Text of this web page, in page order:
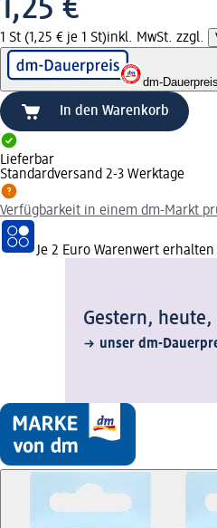
1,25 €
1 St (1,25 € je 1 St)inkl. MwSt. zzgl.
dm-Dauerpreis
In den Warenkorb
Lieferbar
Standardversand 2-3 Werktage
Verfügbarkeit in einem dm-Markt
Je 2 Euro Warenwert erhalten
Gestern,
unser dm-